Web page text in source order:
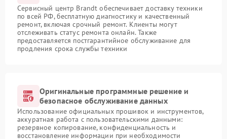
Сервисный центр Brandt обеспечивает доставку техники
по всей РФ, бесплатную диагностику и качественный
ремонт, включая срочный ремонт. Клиенты могут
отслеживать статус ремонта онлайн. Также
предоставляется постгарантийное обслуживание для
продления срока службы техники
Оригинальные программные решение и
безопасное обслуживание данных
Использование официальных прошивок и инструментов,
аккуратная работа с пользовательскими данными:
резервное копирование, конфиденциальность и
восстановление информации при необходимости